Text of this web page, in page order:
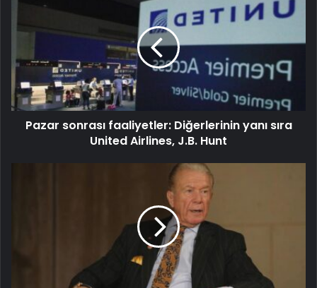
Pazar sonrası faaliyetler: Diğerlerinin yanı sıra
United Airlines, J.B. Hunt